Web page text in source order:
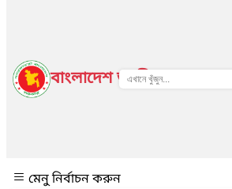
বাংলাদেশ জাতীয় তথ্য বাতায়ন
মেনু নির্বাচন করুন